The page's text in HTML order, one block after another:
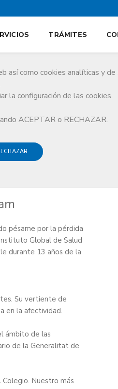
como cookies analíticas y de
la configuración de las cookies.
ACEPTAR o RECHAZAR.
TRÁMITES
pésame por la pérdida
Global de Salud
durante 13 años de la
Su vertiente de
en la afectividad.
ámbito de las
de la Generalitat de
Nuestro más